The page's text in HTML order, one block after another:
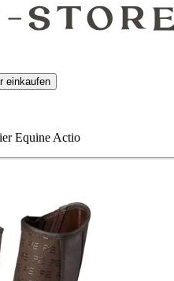
einkaufen
Equine Actio